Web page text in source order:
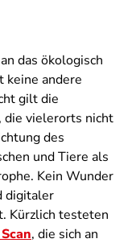
das ökologisch
keine andere
gilt die
die vielerorts nicht
des
und Tiere als
Kein Wunder
digitaler
Kürzlich testeten
, die sich an